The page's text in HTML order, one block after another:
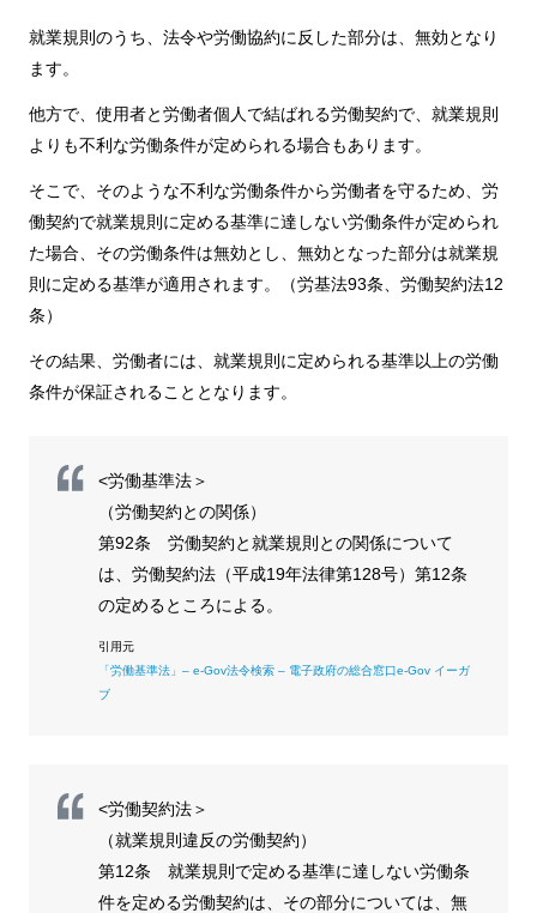
就業規則のうち、法令や労働協約に反した部分は、無効となり
ます。
他方で、使用者と労働者個人で結ばれる労働契約で、就業規則
よりも不利な労働条件が定められる場合もあります。
そこで、そのような不利な労働条件から労働者を守るため、労
働契約で就業規則に定める基準に達しない労働条件が定められ
た場合、その労働条件は無効とし、無効となった部分は就業規
則に定める基準が適用されます。（労基法93条、労働契約法12
条）
その結果、労働者には、就業規則に定められる基準以上の労働
条件が保証されることとなります。
<労働基準法＞
（労働契約との関係）
第92条 労働契約と就業規則との関係について
は、労働契約法（平成19年法律第128号）第12条
の定めるところによる。
「労働基準法」– e-Gov法令検索 – 電子政府の総合窓口e-Gov イーガ
ブ
<労働契約法＞
（就業規則違反の労働契約）
第12条 就業規則で定める基準に達しない労働条
件を定める労働契約は、その部分については、無